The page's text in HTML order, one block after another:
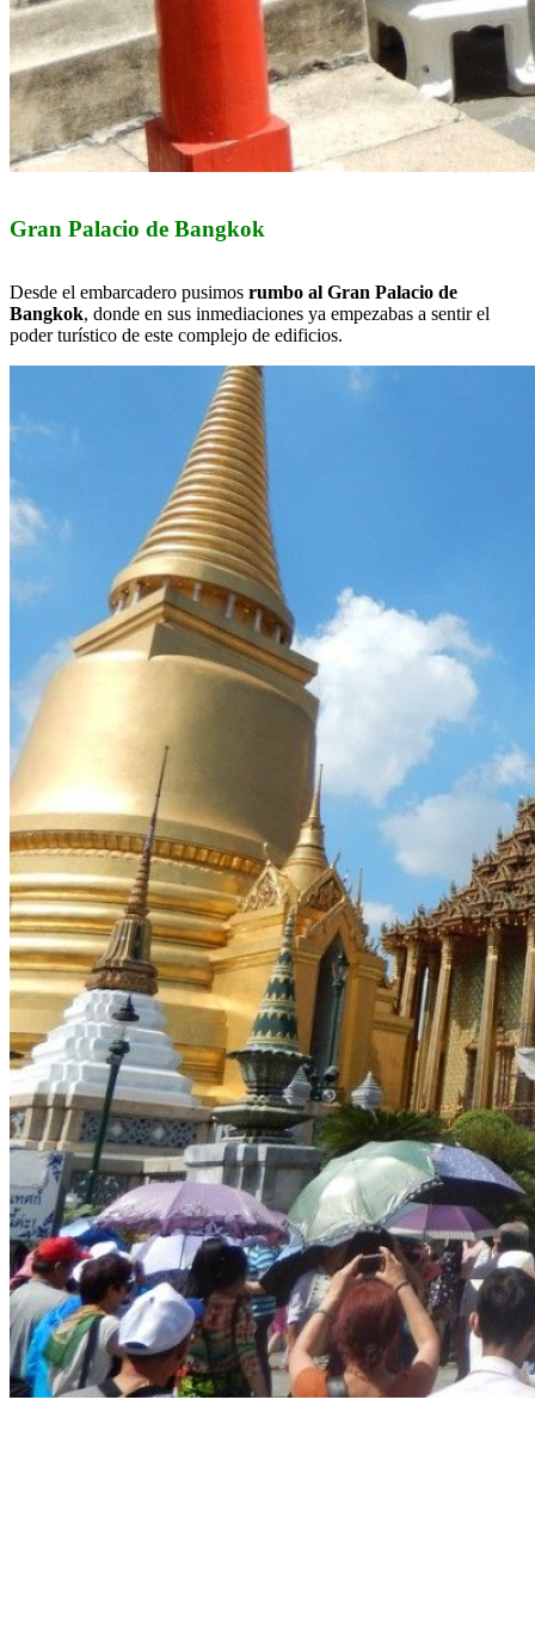
Gran Palacio de Bangkok
Desde el embarcadero pusimos rumbo al Gran Palacio de
Bangkok, donde en sus inmediaciones ya empezabas a sentir el
poder turístico de este complejo de edificios.